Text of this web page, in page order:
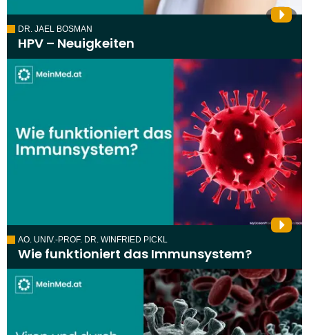
DR. JAEL BOSMAN
HPV – Neuigkeiten
AO. UNIV.-PROF. DR. WINFRIED PICKL
Wie funktioniert das Immunsystem?